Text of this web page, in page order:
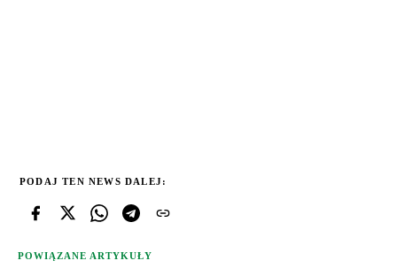
PODAJ TEN NEWS DALEJ:
POWIĄZANE ARTYKUŁY